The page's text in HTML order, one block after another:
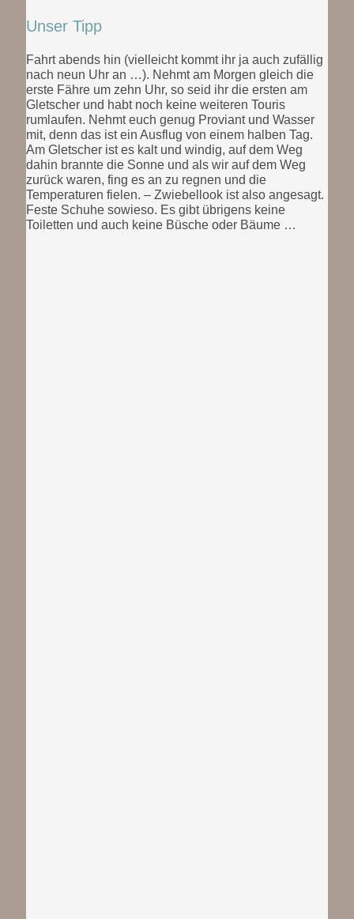
Unser Tipp
Fahrt abends hin (vielleicht kommt ihr ja auch zufällig
nach neun Uhr an …). Nehmt am Morgen gleich die
erste Fähre um zehn Uhr, so seid ihr die ersten am
Gletscher und habt noch keine weiteren Touris
rumlaufen. Nehmt euch genug Proviant und Wasser
mit, denn das ist ein Ausflug von einem halben Tag.
Am Gletscher ist es kalt und windig, auf dem Weg
dahin brannte die Sonne und als wir auf dem Weg
zurück waren, fing es an zu regnen und die
Temperaturen fielen. – Zwiebellook ist also angesagt.
Feste Schuhe sowieso. Es gibt übrigens keine
Toiletten und auch keine Büsche oder Bäume …